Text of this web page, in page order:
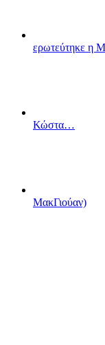
ερωτεύτηκε η
Κώστα…
ΜακΓιούαν)